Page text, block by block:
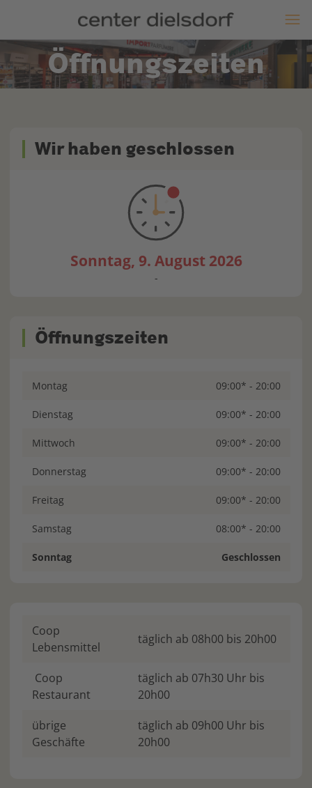
Öffnungszeiten
Wir haben geschlossen
Sonntag, 9. August 2026
-
Öffnungszeiten
Montag 09:00* - 20:00
Dienstag 09:00* - 20:00
Mittwoch 09:00* - 20:00
Donnerstag 09:00* - 20:00
Freitag 09:00* - 20:00
Samstag 08:00* - 20:00
Sonntag Geschlossen
Coop
Lebensmittel
täglich ab 08h00 bis 20h00
Coop
Restaurant
täglich ab 07h30 Uhr bis
20h00
übrige
Geschäfte
täglich ab 09h00 Uhr bis
20h00